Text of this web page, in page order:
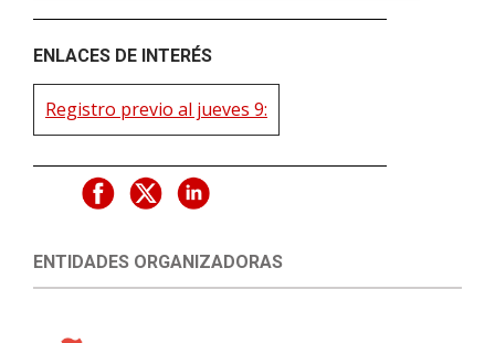
ENLACES DE INTERÉS
Registro previo al jueves 9:
ENTIDADES ORGANIZADORAS